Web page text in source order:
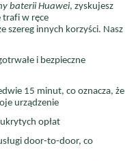
baterii Huawei, zyskujesz
trafi w ręce
szereg innych korzyści. Nasz
i bezpieczne
15 minut, co oznacza, że
urządzenie
opłat
door-to-door, co